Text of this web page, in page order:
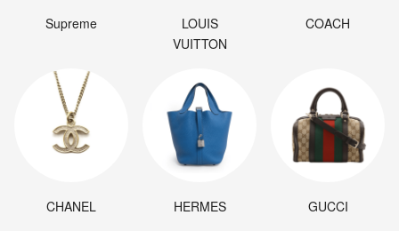
Supreme
LOUIS
VUITTON
COACH
CHANEL HERMES GUCCI